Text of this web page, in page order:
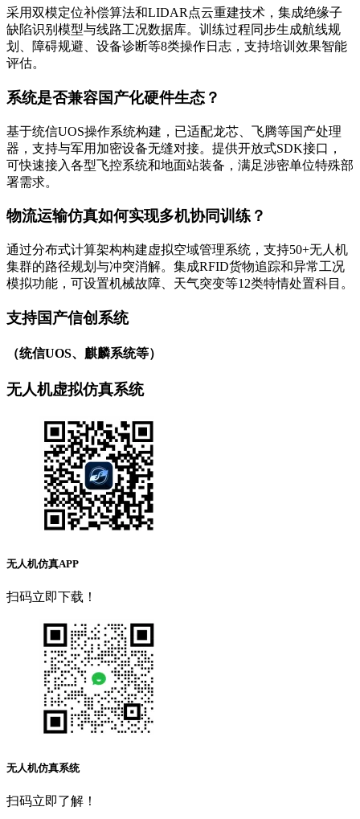
采用双模定位补偿算法和LIDAR点云重建技术，集成绝缘子
缺陷识别模型与线路工况数据库。训练过程同步生成航线规
划、障碍规避、设备诊断等8类操作日志，支持培训效果智能
评估。
系统是否兼容国产化硬件生态？
基于统信UOS操作系统构建，已适配龙芯、飞腾等国产处理
器，支持与军用加密设备无缝对接。提供开放式SDK接口，
可快速接入各型飞控系统和地面站装备，满足涉密单位特殊部
署需求。
物流运输仿真如何实现多机协同训练？
通过分布式计算架构构建虚拟空域管理系统，支持50+无人机
集群的路径规划与冲突消解。集成RFID货物追踪和异常工况
模拟功能，可设置机械故障、天气突变等12类特情处置科目。
支持国产信创系统
（统信UOS、麒麟系统等）
无人机虚拟仿真系统
无人机仿真APP
扫码立即下载！
无人机仿真系统
扫码立即了解！